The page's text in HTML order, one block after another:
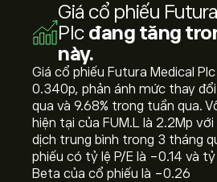
Giá cổ phiếu
Plc đang tăng
này.
Giá cổ phiếu Futura Medical
0.340‎p‎, phản ánh mức thay
qua và ‎9.68‎% trong tuần qua.
hiện tại của FUM.L là 2.2M‎p‎
dịch trung bình trong 3 tháng
phiếu có tỷ lệ P/E là -0.14 và
Beta của cổ phiếu là -0.26